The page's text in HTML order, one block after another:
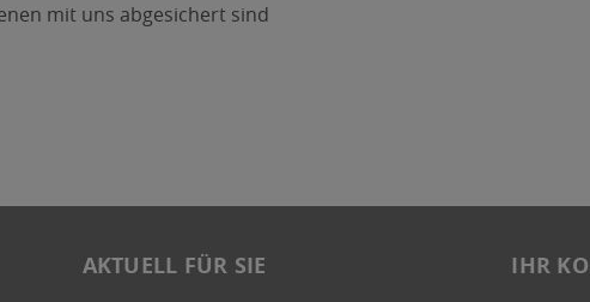
mit uns abgesichert sind
AKTUELL FÜR SIE IHR